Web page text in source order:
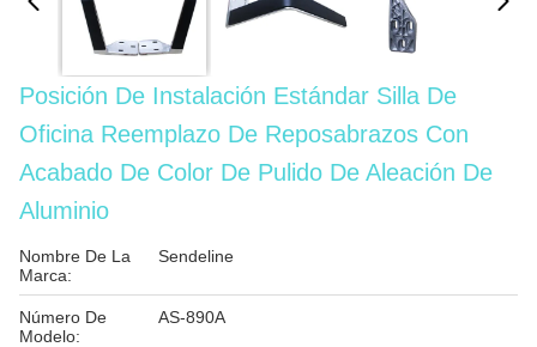
Posición De Instalación Estándar Silla De
Oficina Reemplazo De Reposabrazos Con
Acabado De Color De Pulido De Aleación De
Aluminio
Nombre De La
Marca:
Sendeline
Número De
Modelo:
AS-890A